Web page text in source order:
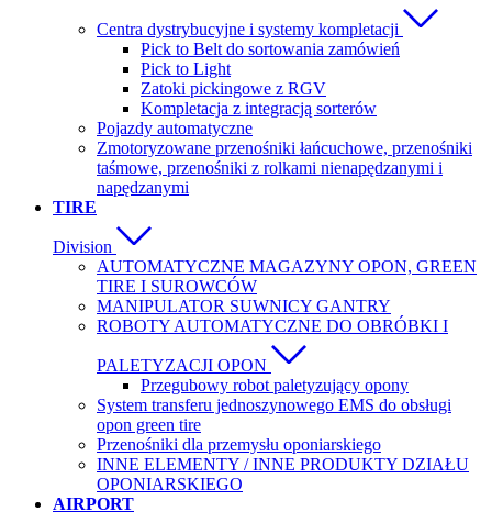
Centra dystrybucyjne i systemy kompletacji
Pick to Belt do sortowania zamówień
Pick to Light
Zatoki pickingowe z RGV
Kompletacja z integracją sorterów
Pojazdy automatyczne
Zmotoryzowane przenośniki łańcuchowe, przenośniki
taśmowe, przenośniki z rolkami nienapędzanymi i
napędzanymi
TIRE
Division
AUTOMATYCZNE MAGAZYNY OPON, GREEN
TIRE I SUROWCÓW
MANIPULATOR SUWNICY GANTRY
ROBOTY AUTOMATYCZNE DO OBRÓBKI I
PALETYZACJI OPON
Przegubowy robot paletyzujący opony
System transferu jednoszynowego EMS do obsługi
opon green tire
Przenośniki dla przemysłu oponiarskiego
INNE ELEMENTY / INNE PRODUKTY DZIAŁU
OPONIARSKIEGO
AIRPORT